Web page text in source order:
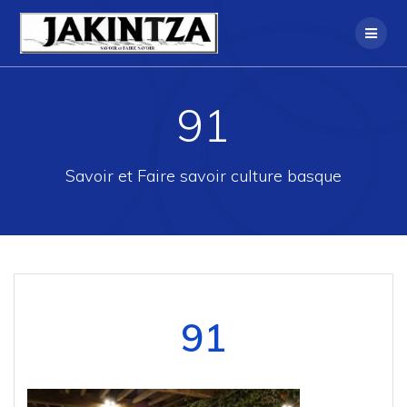
Skip
to
content
91
Savoir et Faire savoir culture basque
91